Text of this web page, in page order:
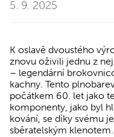
5. 9. 2025
K oslavě dvoustého
znovu oživili jednu z
– legendární
kachny. Tento
počátkem 60. let jako
komponenty, jako byl
kování, se díky svému
sběratelským klenotem.